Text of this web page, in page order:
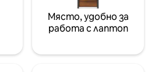
Място, удобно за
работа с лаптоп